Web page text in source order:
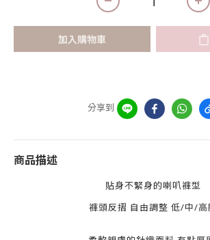
加入購物車
分享到
商品描述
貼身不緊身的喇叭褲型
褲頭反摺 自由調整 低/中/高